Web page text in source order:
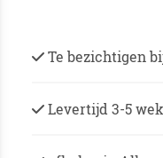
Te bezichtigen
Levertijd 3-5